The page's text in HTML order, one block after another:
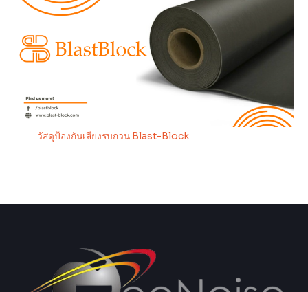
วัสดุป้องกันเสียงรบกวน Blast-Block